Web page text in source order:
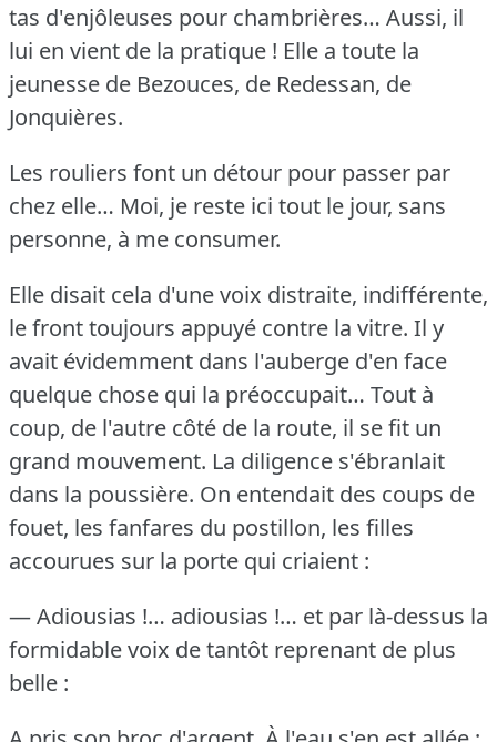
tas d'enjôleuses pour chambrières… Aussi, il
lui en vient de la pratique ! Elle a toute la
jeunesse de Bezouces, de Redessan, de
Jonquières.
Les rouliers font un détour pour passer par
chez elle… Moi, je reste ici tout le jour, sans
personne, à me consumer.
Elle disait cela d'une voix distraite, indifférente,
le front toujours appuyé contre la vitre. Il y
avait évidemment dans l'auberge d'en face
quelque chose qui la préoccupait… Tout à
coup, de l'autre côté de la route, il se fit un
grand mouvement. La diligence s'ébranlait
dans la poussière. On entendait des coups de
fouet, les fanfares du postillon, les filles
accourues sur la porte qui criaient :
— Adiousias !… adiousias !… et par là-dessus la
formidable voix de tantôt reprenant de plus
belle :